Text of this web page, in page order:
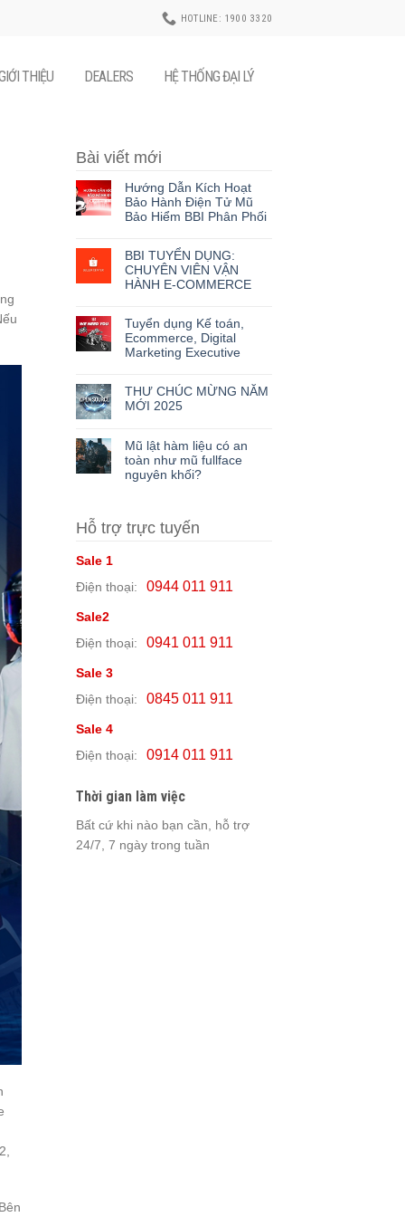
HOTLINE: 1900 3320
THIỆU DEALERS HỆ THỐNG ĐẠI LÝ
Bài viết mới
Hướng Dẫn Kích Hoạt
Bảo Hành Điện Tử Mũ
Bảo Hiểm BBI Phân Phối
BBI TUYỂN DỤNG:
CHUYÊN VIÊN VẬN
HÀNH E-COMMERCE
Tuyển dụng Kế toán,
Ecommerce, Digital
Marketing Executive
THƯ CHÚC MỪNG NĂM
MỚI 2025
Mũ lật hàm liệu có an
toàn như mũ fullface
nguyên khối?
Hỗ trợ trực tuyến
Sale 1
Điện thoại:
0944 011 911
Sale2
Điện thoại:
0941 011 911
Sale 3
Điện thoại:
0845 011 911
Sale 4
Điện thoại:
0914 011 911
Thời gian làm việc
Bất cứ khi nào bạn cần, hỗ trợ
24/7, 7 ngày trong tuần